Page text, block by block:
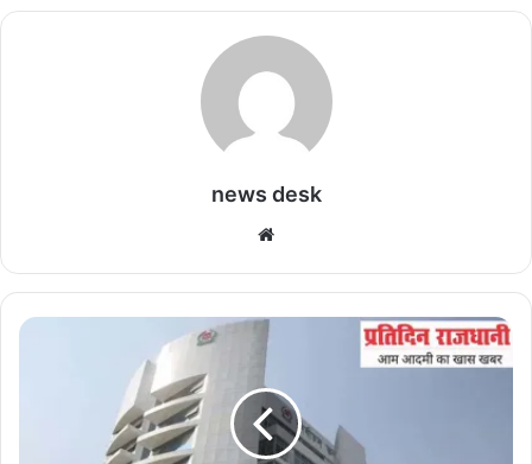
news desk
te
बां